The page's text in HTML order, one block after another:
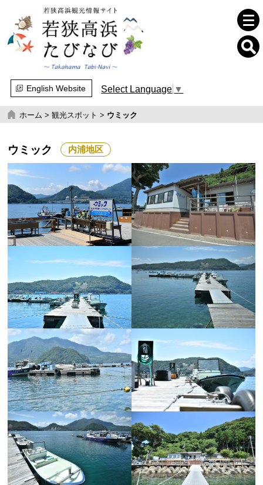
English Website Select Language ▼
ホーム >観光スポット > ウミック
ウミック 内浦地区